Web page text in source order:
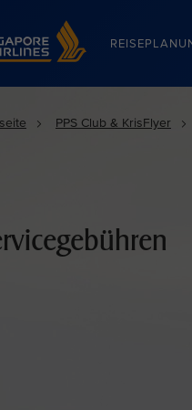
Airlines Home
PPS Club & KrisFlyer